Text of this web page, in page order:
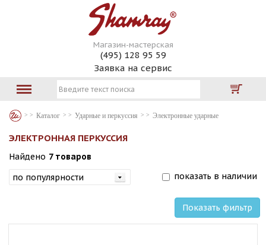
Магазин-мастерская
(495) 128 95 59
Заявка на сервис
Каталог Ударные и перкуссия Электронные ударные
ЭЛЕКТРОННАЯ ПЕРКУССИЯ
Найдено 7 товаров
показать в наличии
Показать фильтр